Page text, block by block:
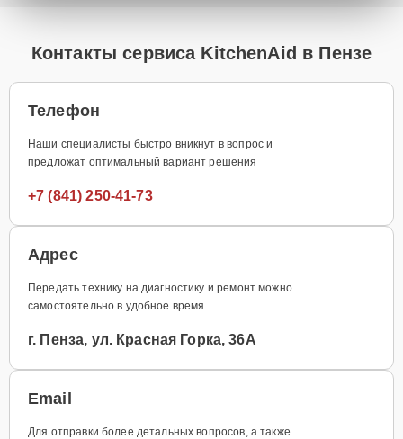
Контакты сервиса KitchenAid в Пензе
Телефон
Наши специалисты быстро вникнут в вопрос и
предложат оптимальный вариант решения
+7 (841) 250-41-73
Адрес
Передать технику на диагностику и ремонт можно
самостоятельно в удобное время
г. Пенза, ул. Красная Горка, 36А
Email
Для отправки более детальных вопросов, а также